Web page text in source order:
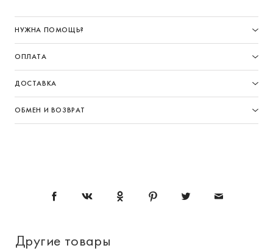
НУЖНА ПОМОЩЬ?
ОПЛАТА
ДОСТАВКА
ОБМЕН И ВОЗВРАТ
Другие товары